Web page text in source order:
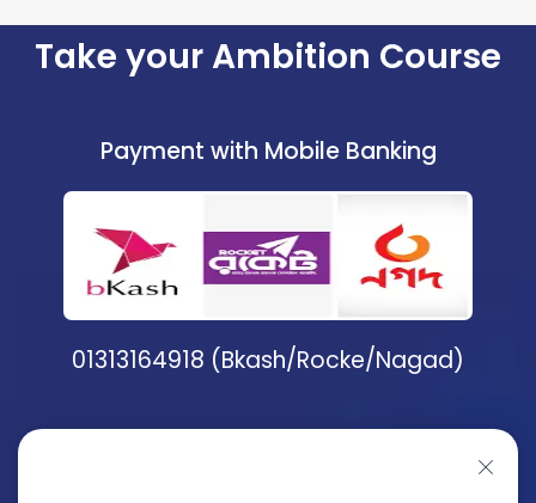
Take your Ambition Course
Payment with Mobile Banking
01313164918 (Bkash/Rocke/Nagad)